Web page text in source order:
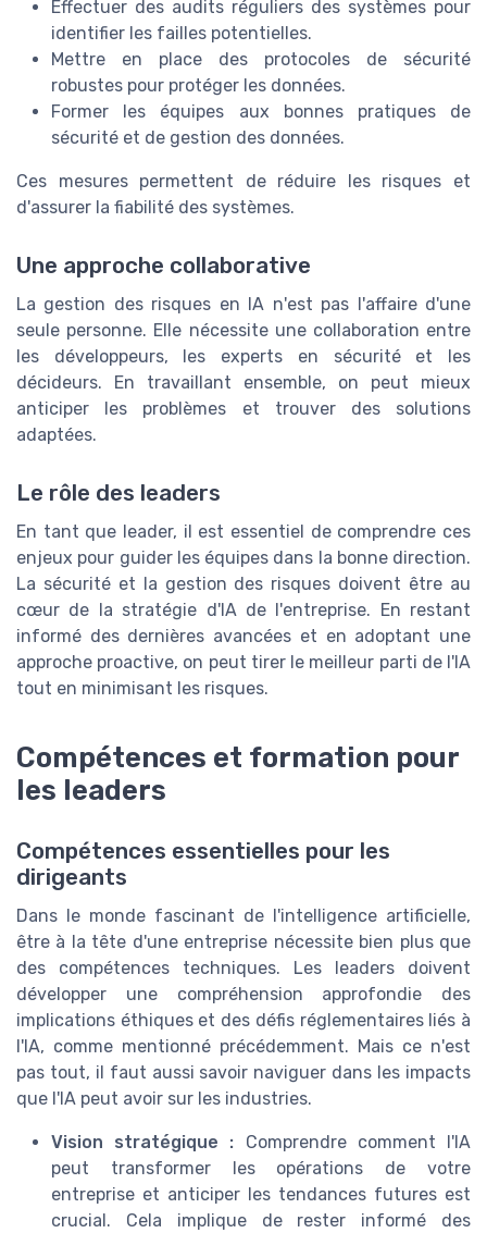
Effectuer des audits réguliers des systèmes pour
identifier les failles potentielles.
Mettre en place des protocoles de sécurité
robustes pour protéger les données.
Former les équipes aux bonnes pratiques de
sécurité et de gestion des données.
Ces mesures permettent de réduire les risques et
d'assurer la fiabilité des systèmes.
Une approche collaborative
La gestion des risques en IA n'est pas l'affaire d'une
seule personne. Elle nécessite une collaboration entre
les développeurs, les experts en sécurité et les
décideurs. En travaillant ensemble, on peut mieux
anticiper les problèmes et trouver des solutions
adaptées.
Le rôle des leaders
En tant que leader, il est essentiel de comprendre ces
enjeux pour guider les équipes dans la bonne direction.
La sécurité et la gestion des risques doivent être au
cœur de la stratégie d'IA de l'entreprise. En restant
informé des dernières avancées et en adoptant une
approche proactive, on peut tirer le meilleur parti de l'IA
tout en minimisant les risques.
Compétences et formation pour
les leaders
Compétences essentielles pour les
dirigeants
Dans le monde fascinant de l'intelligence artificielle,
être à la tête d'une entreprise nécessite bien plus que
des compétences techniques. Les leaders doivent
développer une compréhension approfondie des
implications éthiques et des défis réglementaires liés à
l'IA, comme mentionné précédemment. Mais ce n'est
pas tout, il faut aussi savoir naviguer dans les impacts
que l'IA peut avoir sur les industries.
Vision stratégique : Comprendre comment l'IA
peut transformer les opérations de votre
entreprise et anticiper les tendances futures est
crucial. Cela implique de rester informé des